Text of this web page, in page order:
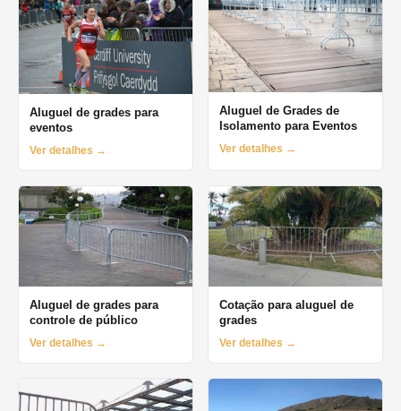
Aluguel de grades para
eventos
Ver detalhes →
Aluguel de Grades de
Isolamento para Eventos
Ver detalhes →
Aluguel de grades para
controle de público
Ver detalhes →
Cotação para aluguel de
grades
Ver detalhes →